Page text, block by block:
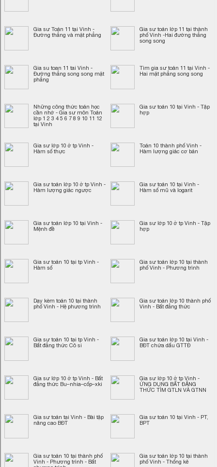
Gia sư Toán 11 tại Vinh -
Đường thẳng và mặt phẳng
Gia sư toán lớp 11 tại thành
phố Vinh -Hai đường thẳng
song song
Gia su toan 11 tai Vinh -
Đường thẳng song song mặt
phẳng
Tìm gia sư toán 11 tại Vinh -
Hai mặt phẳng song song
Những công thức toán học
cần nhớ - Gia sư môn Toán
lớp 1 2 3 4 5 6 7 8 9 10 11 12
tại Vinh
Gia sư toán 10 tại Vinh - Tập
hợp
Gia sư lớp 10 ở tp Vinh -
Hàm số thực
Toán 10 thành phố Vinh -
Hàm lượng giác cơ bản
Gia sư toán lớp 10 ở tp Vinh -
Hàm lượng giác ngược
Gia sư toán 10 tại Vinh -
Hàm số mũ và logarit
Gia sư toán lớp 10 tại Vinh -
Mệnh đề
Gia sư lớp 10 ở tp Vinh - Tập
hợp
Gia sư toán 10 tại tp Vinh -
Hàm số
Gia sư toán lớp 10 tại thành
phố Vinh - Phương trình
Dạy kèm toán 10 tại thành
phố Vinh - Hệ phương trình
Gia sư toán lớp 10 thành phố
Vinh - Bất đẳng thức
Gia sư toán 10 tại tp Vinh -
Bất đẳng thức Cô si
Gia sư toán lớp 10 tại Vinh -
BĐT chứa dấu GTTĐ
Gia sư lớp 10 ở tp Vinh - Bất
đẳng thức Bu–nhia–cốp–xki
Gia sư lớp 10 ở tp Vinh -
ỨNG DỤNG BẤT ĐẲNG
THỨC TÌM GTLN VÀ GTNN
Gia sư toán tại Vinh - Bài tập
nâng cao BĐT
Gia sư toán 10 tại Vinh - PT,
BPT
Gia sư toán 10 tại thành phố
Vinh - Phương trình - Bất
Gia sư toán lớp 10 tại thành
phố Vinh - Thống kê